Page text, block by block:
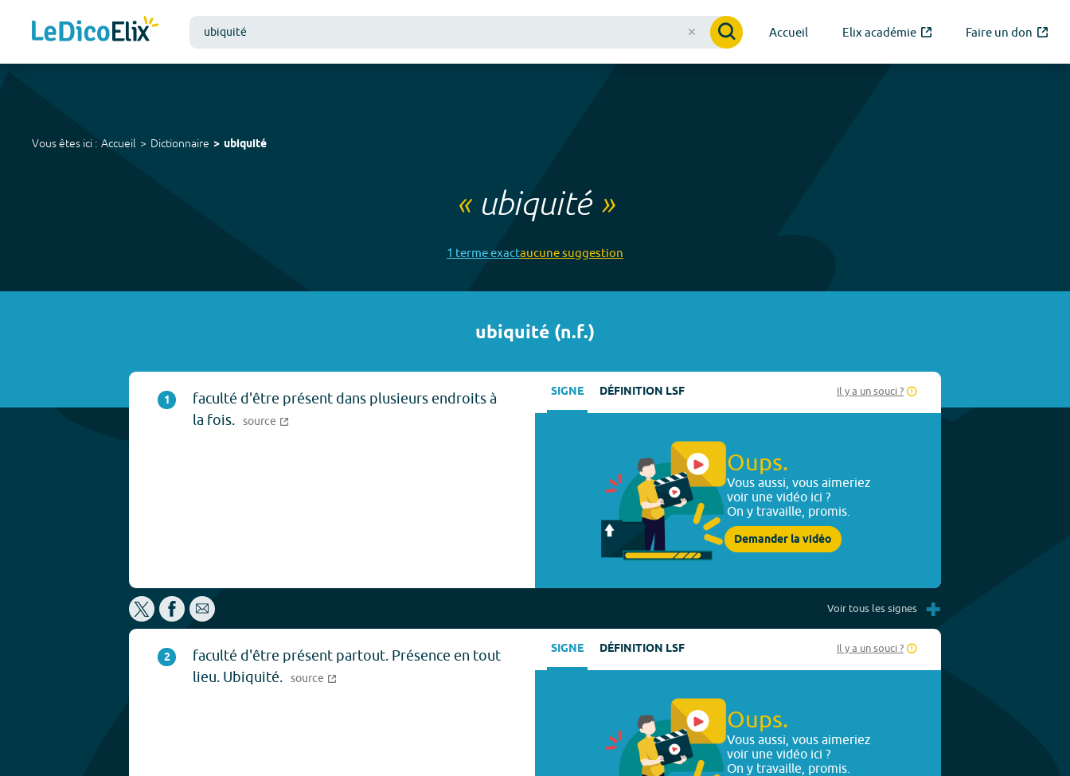
Accueil Elix académie Faire un don
Vous êtes ici : Accueil Dictionnaire ubiquité
« ubiquité»
1 termeexactaucunesuggestion
ubiquité (n.f.)
1
faculté d'être présent dans plusieurs endroits à
la fois. source
SIGNE DÉFINITION LSF Il y a un souci ?
Oups.
Vous aussi, vous aimeriez
voir une vidéo ici ?
On y travaille, promis.
Demander la vidéo
Voir tous les signes +
2
faculté d'être présent partout. Présence en tout
lieu. Ubiquité. source
SIGNE DÉFINITION LSF Il y a un souci ?
Oups.
Vous aussi, vous aimeriez
voir une vidéo ici ?
On y travaille, promis.